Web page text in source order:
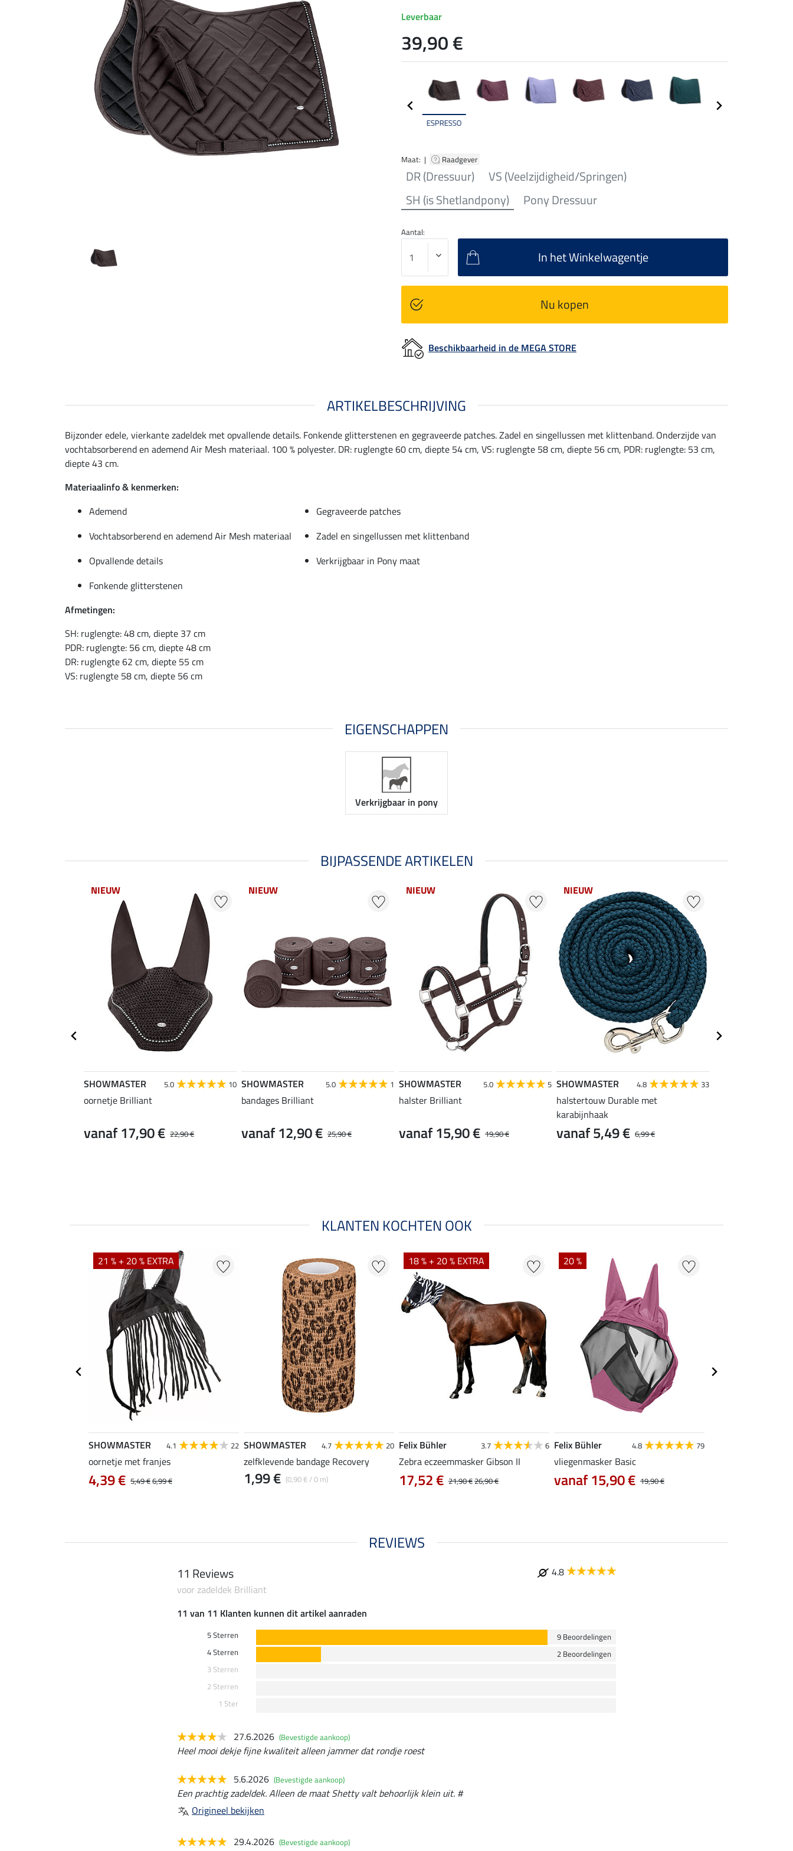
ESPRESSO
Maat: | Raadgever
DR (Dressuur)
VS (Veelzijdigheid/Springen)
SH (is Shetlandpony)
Pony Dressuur
Leverbaar
39,90 €
Aantal:
In het Winkelwagentje
Nu kopen
Beschikbaarheid in de MEGA STORE
ARTIKELBESCHRIJVING
Bijzonder edele, vierkante zadeldek met opvallende details. Fonkende glitterstenen en gegraveerde patches. Zadel en singellussen met klittenband. Onderzijde van
vochtabsorberend en ademend Air Mesh materiaal. 100 % polyester. DR: ruglengte 60 cm, diepte 54 cm, VS: ruglengte 58 cm, diepte 56 cm, PDR: ruglengte: 53 cm,
diepte 43 cm.
Materiaalinfo & kenmerken:
Ademend
Gegraveerde patches
Vochtabsorberend en ademend Air Mesh materiaal
Zadel en singellussen met klittenband
Opvallende details
Verkrijgbaar in Pony maat
Fonkende glitterstenen
Afmetingen:
SH: ruglengte: 48 cm, diepte 37 cm
PDR: ruglengte: 56 cm, diepte 48 cm
DR: ruglengte 62 cm, diepte 55 cm
VS: ruglengte 58 cm, diepte 56 cm
EIGENSCHAPPEN
Verkrijgbaar in pony
BIJPASSENDE ARTIKELEN
NIEUW
SHOWMASTER 5.0 10
oornetje Brilliant
22,90 €
vanaf 17,90 €
NIEUW
SHOWMASTER 5.0 1
bandages Brilliant
25,90 €
vanaf 12,90 €
NIEUW
SHOWMASTER 5.0 5
halster Brilliant
19,90 €
vanaf 15,90 €
NIEUW
SHOWMASTER 4.8 33
halstertouw Durable met
karabijnhaak
6,99 €
vanaf 5,49 €
KLANTEN KOCHTEN OOK
21 % + 20 % EXTRA
SHOWMASTER 4.1 22
oornetje met franjes
5,49 €6,99 €
4,39 €
SHOWMASTER 4.7 20
zelfklevende bandage Recovery
(0,90 € / 0 m)
1,99 €
18 % + 20 % EXTRA
Felix Bühler 3.7 6
Zebra eczeemmasker Gibson II
21,90 €26,90 €
17,52 €
20 %
Felix Bühler 4.8 79
vliegenmasker Basic
19,90 €
vanaf 15,90 €
REVIEWS
11 Reviews
4.8
voor zadeldek Brilliant
11 van 11 Klanten kunnen dit artikel aanraden
5 Sterren
9 Beoordelingen
4 Sterren
2 Beoordelingen
3 Sterren
2 Sterren
1 Ster
27.6.2026 (Bevestigde aankoop)
Heel mooi dekje fijne kwaliteit alleen jammer dat rondje roest
5.6.2026 (Bevestigde aankoop)
Een prachtig zadeldek. Alleen de maat Shetty valt behoorlijk klein uit. #
Origineel bekijken
29.4.2026 (Bevestigde aankoop)